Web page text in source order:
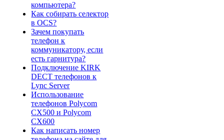
компьютера?
Как собирать селектор
в OCS?
Зачем покупать
телефон к
коммуникатору, если
есть гарнитура?
Подключение KIRK
DECT телефонов к
Lync Server
Использование
телефонов Polycom
CX500 и Polycom
CX600
Как написать номер